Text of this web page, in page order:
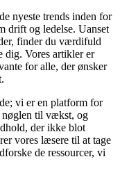
nyeste trends inden for
drift og ledelse. Uanset
finder du værdifuld
dig. Vores artikler er
for alle, der ønsker
vi er en platform for
til vækst, og
der ikke blot
vores læsere til at tage
de ressourcer, vi